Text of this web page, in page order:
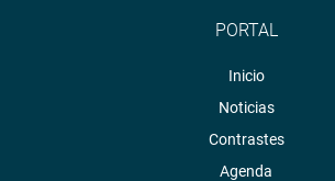
PORTAL
Inicio
Noticias
Contrastes
Agenda